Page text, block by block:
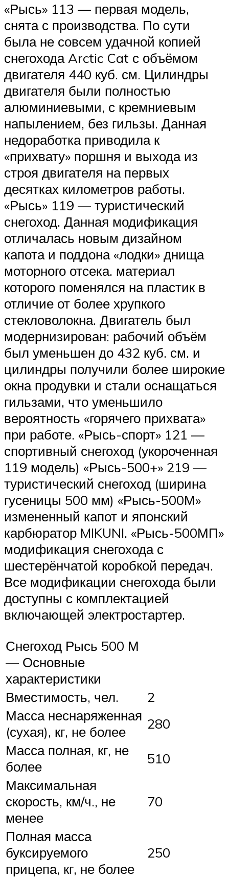
«Рысь» 113 — первая модель,
снята с производства. По сути
была не совсем удачной копией
снегохода Arctic Cat с объёмом
двигателя 440 куб. см. Цилиндры
двигателя были полностью
алюминиевыми, с кремниевым
напылением, без гильзы. Данная
недоработка приводила к
«прихвату» поршня и выхода из
строя двигателя на первых
десятках километров работы.
«Рысь» 119 — туристический
снегоход. Данная модификация
отличалась новым дизайном
капота и поддона «лодки» днища
моторного отсека. материал
которого поменялся на пластик в
отличие от более хрупкого
стекловолокна. Двигатель был
модернизирован: рабочий объём
был уменьшен до 432 куб. см. и
цилиндры получили более широкие
окна продувки и стали оснащаться
гильзами, что уменьшило
вероятность «горячего прихвата»
при работе. «Рысь-спорт» 121 —
спортивный снегоход (укороченная
119 модель) «Рысь-500+» 219 —
туристический снегоход (ширина
гусеницы 500 мм) «Рысь-500М»
измененный капот и японский
карбюратор MIKUNI. «Рысь-500МП»
модификация снегохода с
шестерёнчатой коробкой передач.
Все модификации снегохода были
доступны с комплектацией
включающей электростартер.
Снегоход Рысь 500 М
— Основные
характеристики
Вместимость, чел.
2
Масса неснаряженная
(сухая), кг, не более
280
Масса полная, кг, не
более
510
Максимальная
скорость, км/ч., не
менее
70
Полная масса
буксируемого
прицепа, кг, не более
250